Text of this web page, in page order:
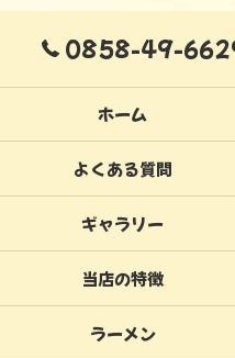
0858-49-
ホーム
よくある質問
ギャラリー
当店の特徴
ラーメン